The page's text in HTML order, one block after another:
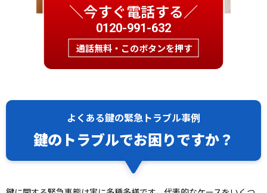
＼今すぐ電話する／
0120-991-632
通話無料・このボタンを押す
よくある鍵の緊急トラブル事例
鍵のトラブルでお困りですか？